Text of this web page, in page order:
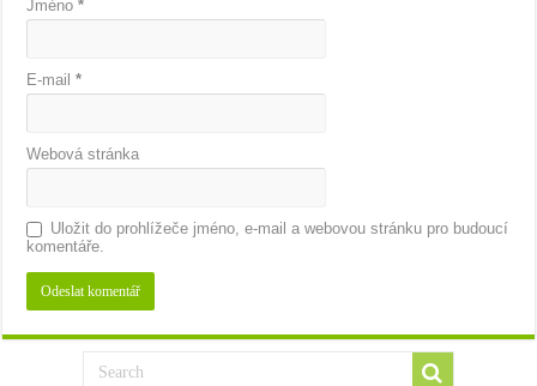
Jméno*
E-mail*
Webová stránka
Uložit do prohlížeče jméno, e-mail a webovou stránku pro budoucí
komentáře.